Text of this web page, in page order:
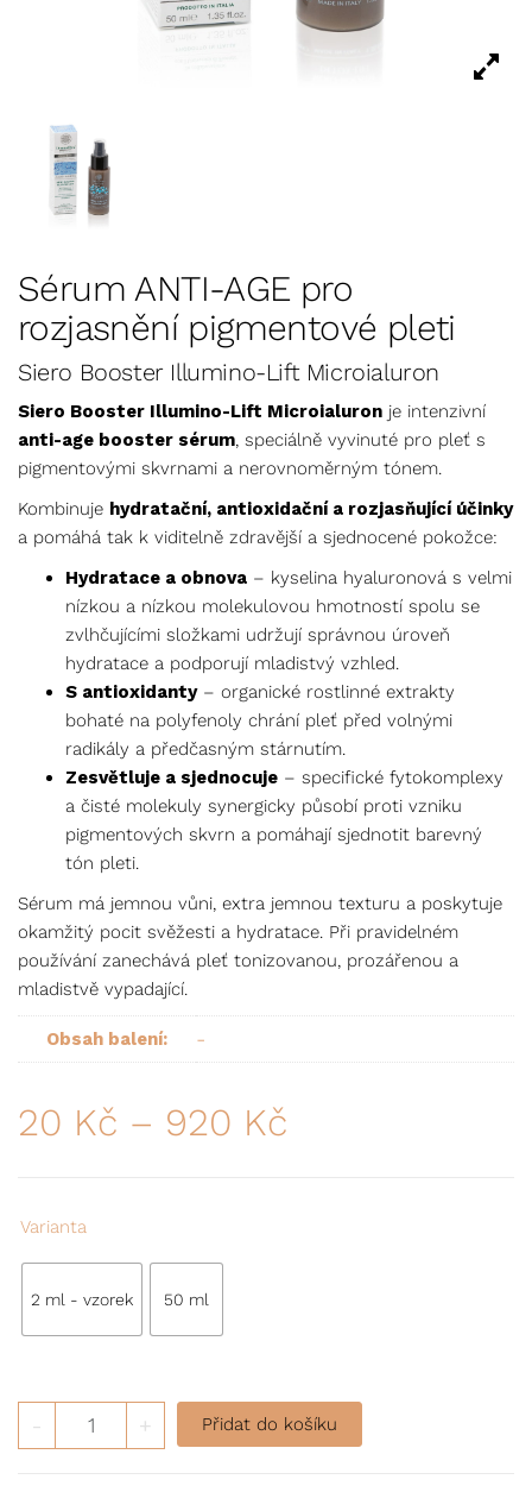
Sérum ANTI-AGE pro
rozjasnění pigmentové pleti
Siero Booster Illumino-Lift Microialuron
Siero Booster Illumino-Lift Microialuron je intenzivní
anti-age booster sérum, speciálně vyvinuté pro pleť s
pigmentovými skvrnami a nerovnoměrným tónem.
Kombinuje hydratační, antioxidační a rozjasňující účinky
a pomáhá tak k viditelně zdravější a sjednocené pokožce:
Hydratace a obnova – kyselina hyaluronová s velmi
nízkou a nízkou molekulovou hmotností spolu se
zvlhčujícími složkami udržují správnou úroveň
hydratace a podporují mladistvý vzhled.
S antioxidanty– organické rostlinné extrakty
bohaté na polyfenoly chrání pleť před volnými
radikály a předčasným stárnutím.
Zesvětluje a sjednocuje – specifické fytokomplexy
a čisté molekuly synergicky působí proti vzniku
pigmentových skvrn a pomáhají sjednotit barevný
tón pleti.
Sérum má jemnou vůni, extra jemnou texturu a poskytuje
okamžitý pocit svěžesti a hydratace. Při pravidelném
používání zanechává pleť tonizovanou, prozářenou a
mladistvě vypadající.
Obsah balení: -
20 Kč – 920 Kč
Varianta
2 ml - vzorek 50 ml
- Sérum ANTI-AGE pro rozjasnění pigmentové pleti
+ Přidat do košíku